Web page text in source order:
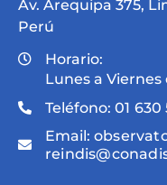
Av. Arequipa 375,
Perú
Horario:
Lunes a Viernes
Teléfono: 01 630
Email: